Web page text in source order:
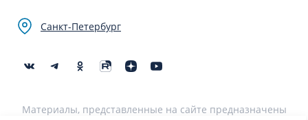
Санкт-Петербург
Материалы, представленные на сайте предназначены